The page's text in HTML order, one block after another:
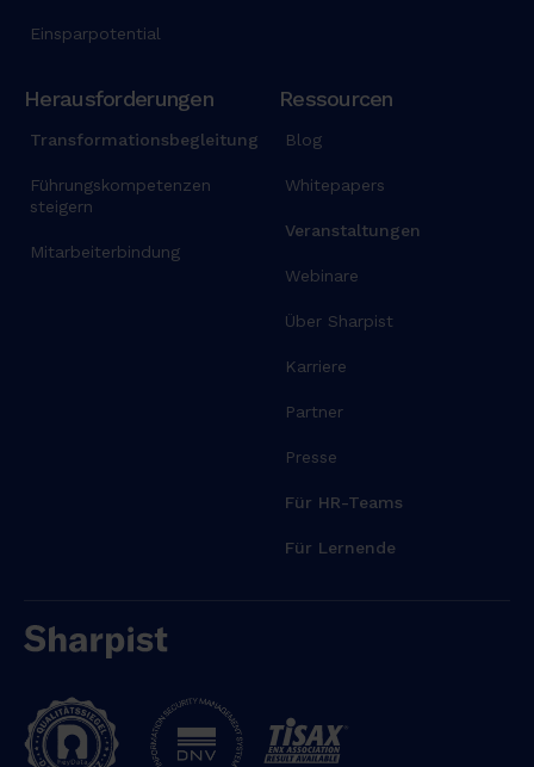
Einsparpotential
Herausforderungen
Transformationsbegleitung
Führungskompetenzen
steigern
Mitarbeiterbindung
Ressourcen
Blog
Whitepapers
Veranstaltungen
Webinare
Über Sharpist
Karriere
Partner
Presse
Für HR-Teams
Für Lernende